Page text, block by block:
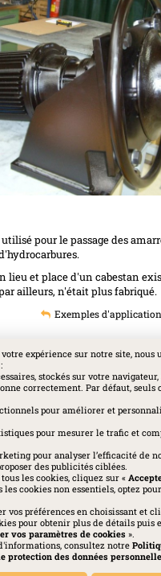
expérience sur notre site, nous
stockés sur votre
correctement. Par défaut, seuls
pour améliorer et
pour mesurer le trafic et
pour analyser l’efficacité de
des publicités ciblées.
les cookies, cliquez sur «
cookies non essentiels, optez
vos préférences en choisissant et
pour obtenir plus de détails puis
vos paramètres de cookies».
consultez notre
protection des données
pour le passage des
lieu et place d'un cabestan
ailleurs, n'était plus fabriqué.
Exemples
Tous droits réservés -
légales-Politique de